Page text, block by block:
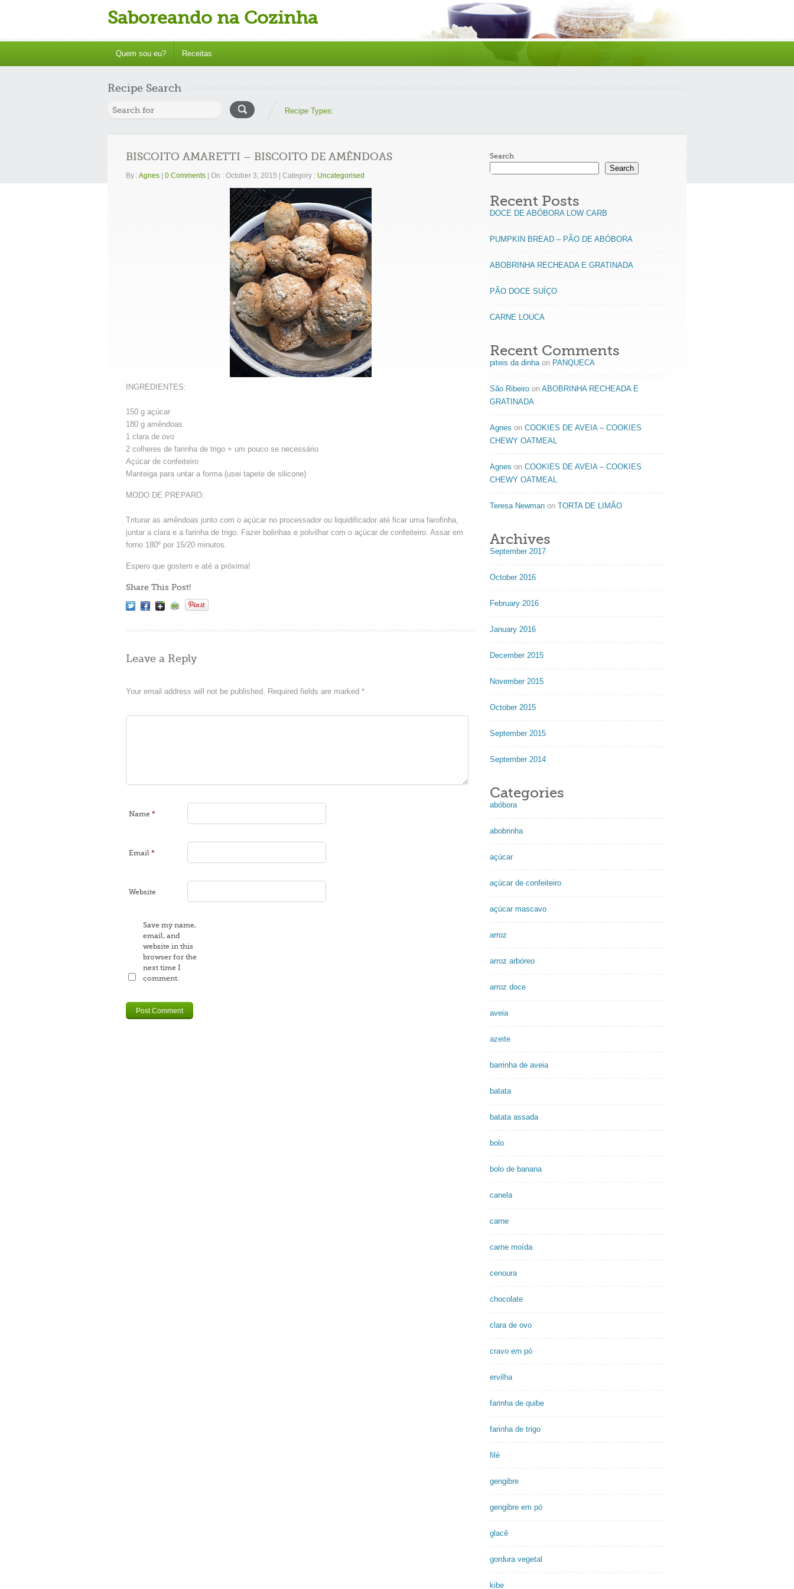
Saboreando na Cozinha
Quem sou eu? Receitas
Recipe Search
Recipe Types:
BISCOITO AMARETTI – BISCOITO DE AMÊNDOAS
By :Agnes 0 Comments On : October 3, 2015 Category : Uncategorised
INGREDIENTES:
150 g açúcar
180 g amêndoas
1 clara de ovo
2 colheres de farinha de trigo + um pouco se necessário
Açúcar de confeiteiro
Manteiga para untar a forma (usei tapete de silicone)
MODO DE PREPARO:
Triturar as amêndoas junto com o açúcar no processador ou liquidificador até ficar uma farofinha,
juntar a clara e a farinha de trigo. Fazer bolinhas e polvilhar com o açúcar de confeiteiro. Assar em
forno 180º por 15/20 minutos.
Espero que gostem e até a próxima!
Share This Post!
Leave a Reply
Your email address will not be published. Required fields are marked *
Name *
Email *
Website
Save my name,
email, and
website in this
browser for the
next time I
comment.
Search
Search
Recent Posts
DOCE DE ABÓBORA LOW CARB
PUMPKIN BREAD – PÃO DE ABÓBORA
ABOBRINHA RECHEADA E GRATINADA
PÃO DOCE SUÍÇO
CARNE LOUCA
Recent Comments
piteis da dinhaon PANQUECA
São Ribeiro on ABOBRINHA RECHEADA E
GRATINADA
Agnes on COOKIES DE AVEIA – COOKIES
CHEWY OATMEAL
Agnes on COOKIES DE AVEIA – COOKIES
CHEWY OATMEAL
Teresa Newman on TORTA DE LIMÃO
Archives
September 2017
October 2016
February 2016
January 2016
December 2015
November 2015
October 2015
September 2015
September 2014
Categories
abóbora
abobrinha
açúcar
açúcar de confeiteiro
açúcar mascavo
arroz
arroz arbóreo
arroz doce
aveia
azeite
barrinha de aveia
batata
batata assada
bolo
bolo de banana
canela
carne
carne moída
cenoura
chocolate
clara de ovo
cravo em pó
ervilha
farinha de quibe
farinha de trigo
filé
gengibre
gengibre em pó
glacê
gordura vegetal
kibe